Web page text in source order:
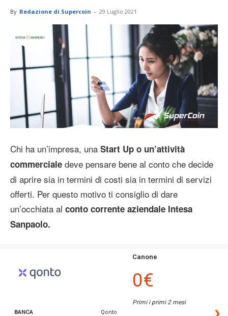
By Redazione di Supercoin - 29 Luglio 2021
Chi ha un’impresa, una Start Up o un’attività
commerciale deve pensare bene al conto che decide
di aprire sia in termini di costi sia in termini di servizi
offerti. Per questo motivo ti consiglio di dare
un’occhiata al conto corrente aziendale Intesa
Sanpaolo.
BANCA
Qonto
Canone
0€
Primi i primi 2 mesi